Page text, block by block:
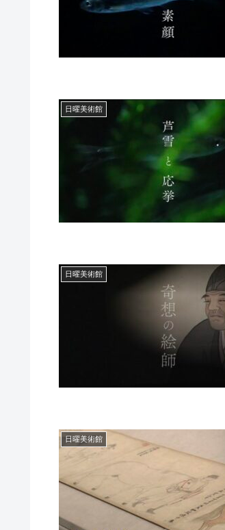
日曜美術館
日曜美術館
日曜美術館